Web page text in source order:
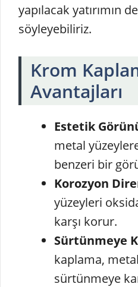
yapılacak yatırımın
söyleyebiliriz.
Krom
Avantajları
Estetik
metal
benzeri bir
Korozyon
yüzeyleri
karşı korur.
Sürtünmeye
kaplama,
sürtünmeye